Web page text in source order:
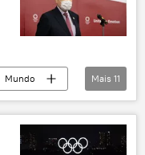
Mundo
Mais 11